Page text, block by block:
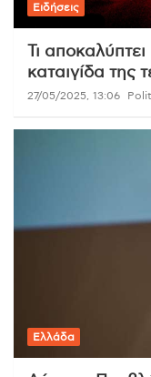
Ειδήσεις
Τι
καταιγίδα της
27/05/2025, 13:06
Ελλάδα